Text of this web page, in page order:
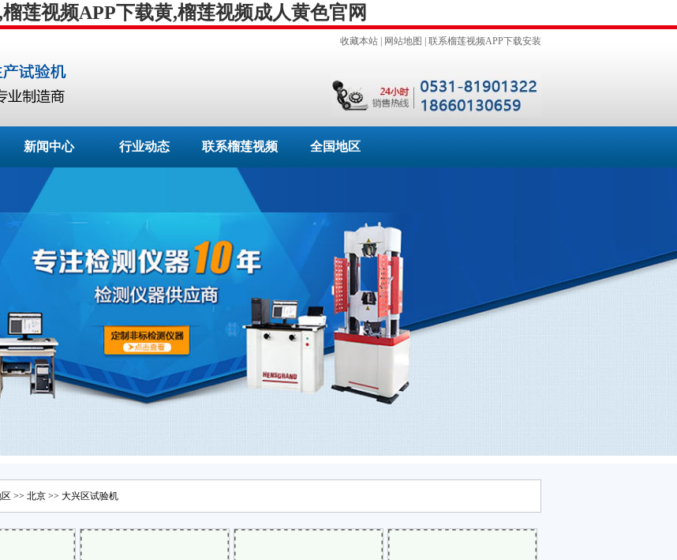
莲视频APP下载黄,榴莲视频成人黄色官网
收藏本站 网站地图 联系榴莲视频APP下载安装
新闻中心 行业动态 联系榴莲视频
APP下载安装
全国地区
>> 北京 >> 大兴区试验机